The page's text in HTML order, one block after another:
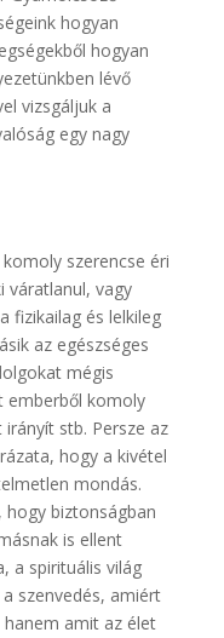
hogyan
hogyan
lévő
vizsgáljuk a
egy nagy
szerencse éri
váratlanul, vagy
fizikailag és lelkileg
az egészséges
mégis
emberből komoly
stb. Persze az
hogy a kivétel
mondás.
biztonságban
is ellent
a spirituális világ
szenvedés, amiért
amit az élet